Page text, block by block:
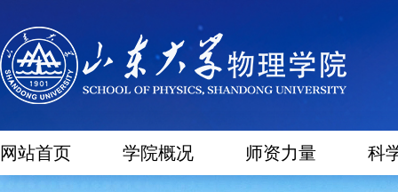
网站首页 学院概况 师资力量 科